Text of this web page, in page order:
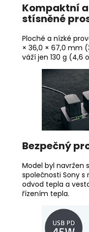
Kompaktní
stísněné
Ploché a nízké
× 36,0 × 67,0 mm
váží jen 130 g (4,6
Bezpečný
Model byl navržen
společnosti Sony
odvod tepla a
řízením tepla.